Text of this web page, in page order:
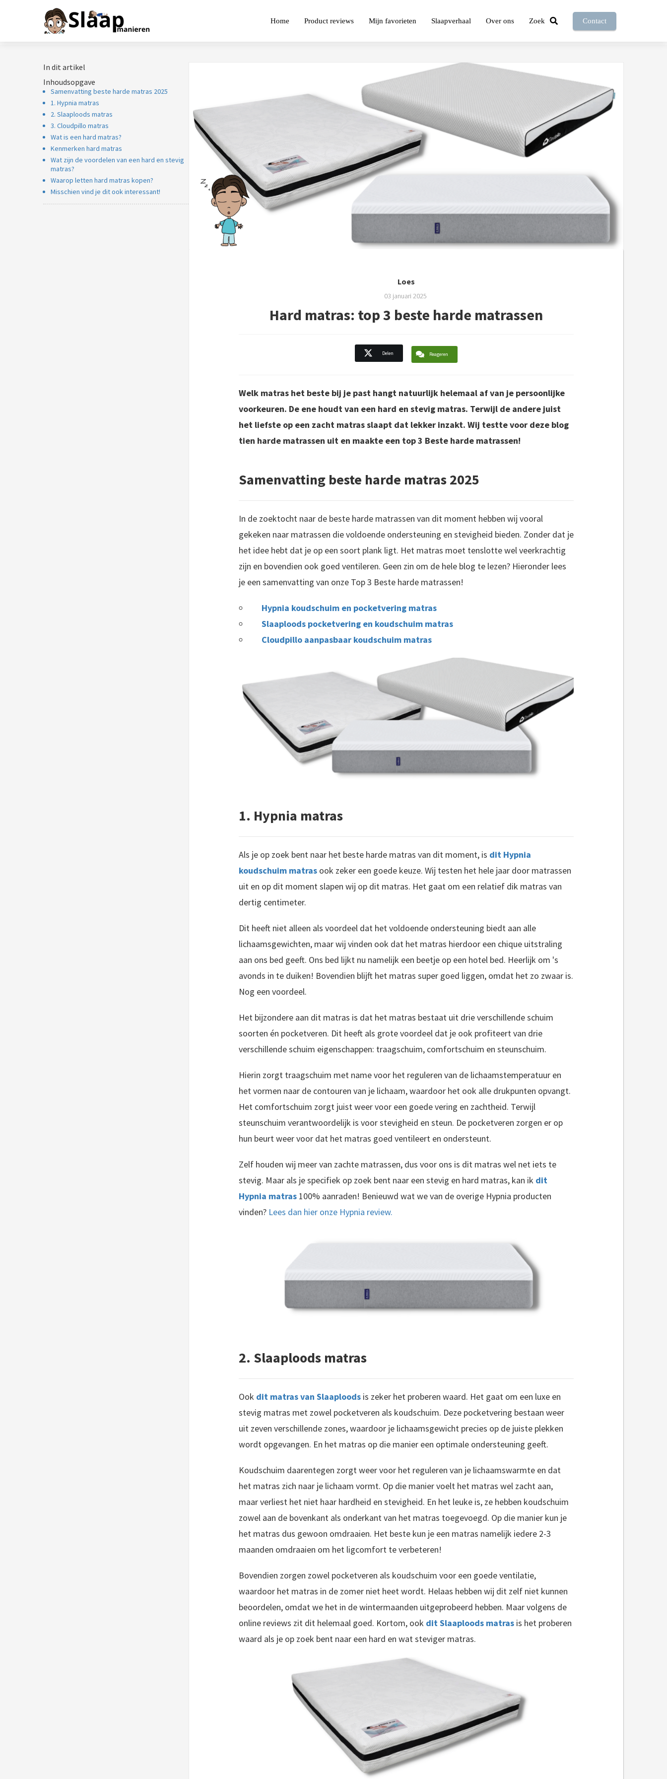
Home Product reviews Mijn favorieten Slaapverhaal Over ons Zoek Contact
In dit artikel
Inhoudsopgave
Samenvatting beste harde matras 2025
1. Hypnia matras
2. Slaaploods matras
3. Cloudpillo matras
Wat is een hard matras?
Kenmerken hard matras
Wat zijn de voordelen van een hard en stevig
matras?
Waarop letten hard matras kopen?
Misschien vind je dit ook interessant!
Loes
03 januari 2025
Hard matras: top 3 beste harde matrassen
Delen Reageren
Welk matras het beste bij je past hangt natuurlijk helemaal af van je persoonlijke
voorkeuren. De ene houdt van een hard en stevig matras. Terwijl de andere juist
het liefste op een zacht matras slaapt dat lekker inzakt. Wij testte voor deze blog
tien harde matrassen uit en maakte een top 3 Beste harde matrassen!
Samenvatting beste harde matras 2025
In de zoektocht naar de beste harde matrassen van dit moment hebben wij vooral
gekeken naar matrassen die voldoende ondersteuning en stevigheid bieden. Zonder dat je
het idee hebt dat je op een soort plank ligt. Het matras moet tenslotte wel veerkrachtig
zijn en bovendien ook goed ventileren. Geen zin om de hele blog te lezen? Hieronder lees
je een samenvatting van onze Top 3 Beste harde matrassen!
Hypnia koudschuim en pocketvering matras
Slaaploods pocketvering en koudschuim matras
Cloudpillo aanpasbaar koudschuim matras
1. Hypnia matras
Als je op zoek bent naar het beste harde matras van dit moment, is dit Hypnia
koudschuim matrasook zeker een goede keuze. Wij testen het hele jaar door matrassen
uit en op dit moment slapen wij op dit matras. Het gaat om een relatief dik matras van
dertig centimeter.
Dit heeft niet alleen als voordeel dat het voldoende ondersteuning biedt aan alle
lichaamsgewichten, maar wij vinden ook dat het matras hierdoor een chique uitstraling
aan ons bed geeft. Ons bed lijkt nu namelijk een beetje op een hotel bed. Heerlijk om 's
avonds in te duiken! Bovendien blijft het matras super goed liggen, omdat het zo zwaar is.
Nog een voordeel.
Het bijzondere aan dit matras is dat het matras bestaat uit drie verschillende schuim
soorten én pocketveren. Dit heeft als grote voordeel dat je ook profiteert van drie
verschillende schuim eigenschappen: traagschuim, comfortschuim en steunschuim.
Hierin zorgt traagschuim met name voor het reguleren van de lichaamstemperatuur en
het vormen naar de contouren van je lichaam, waardoor het ook alle drukpunten opvangt.
Het comfortschuim zorgt juist weer voor een goede vering en zachtheid. Terwijl
steunschuim verantwoordelijk is voor stevigheid en steun. De pocketveren zorgen er op
hun beurt weer voor dat het matras goed ventileert en ondersteunt.
Zelf houden wij meer van zachte matrassen, dus voor ons is dit matras wel net iets te
stevig. Maar als je specifiek op zoek bent naar een stevig en hard matras, kan ik dit
Hypnia matras 100% aanraden! Benieuwd wat we van de overige Hypnia producten
vinden? Lees dan hier onze Hypnia review.
2. Slaaploods matras
Ook dit matras van Slaaploodsis zeker het proberen waard. Het gaat om een luxe en
stevig matras met zowel pocketveren als koudschuim. Deze pocketvering bestaan weer
uit zeven verschillende zones, waardoor je lichaamsgewicht precies op de juiste plekken
wordt opgevangen. En het matras op die manier een optimale ondersteuning geeft.
Koudschuim daarentegen zorgt weer voor het reguleren van je lichaamswarmte en dat
het matras zich naar je lichaam vormt. Op die manier voelt het matras wel zacht aan,
maar verliest het niet haar hardheid en stevigheid. En het leuke is, ze hebben koudschuim
zowel aan de bovenkant als onderkant van het matras toegevoegd. Op die manier kun je
het matras dus gewoon omdraaien. Het beste kun je een matras namelijk iedere 2-3
maanden omdraaien om het ligcomfort te verbeteren!
Bovendien zorgen zowel pocketveren als koudschuim voor een goede ventilatie,
waardoor het matras in de zomer niet heet wordt. Helaas hebben wij dit zelf niet kunnen
beoordelen, omdat we het in de wintermaanden uitgeprobeerd hebben. Maar volgens de
online reviews zit dit helemaal goed. Kortom, ook dit Slaaploods matrasis het proberen
waard als je op zoek bent naar een hard en wat steviger matras.